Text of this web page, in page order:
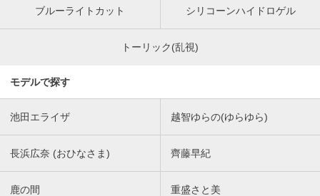
ブルーライトカット シリコーンハイドロゲル
トーリック(乱視)
モデルで探す
池田エライザ 越智ゆらの(ゆらゆら)
長浜広奈 (おひなさま) 齊藤早紀
鹿の間 重盛さと美